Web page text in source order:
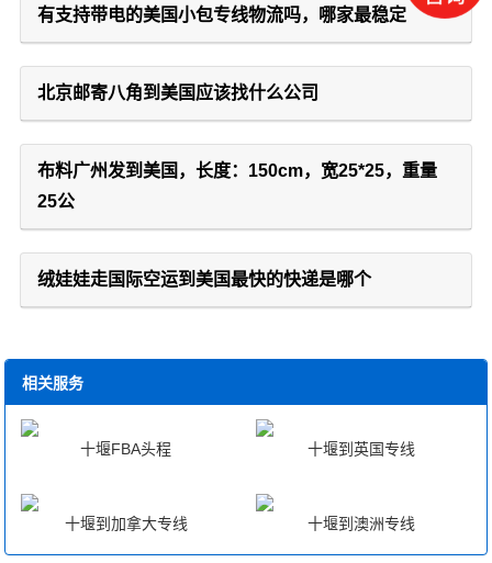
有支持带电的美国小包专线物流吗，哪家最稳定
北京邮寄八角到美国应该找什么公司
布料广州发到美国，长度：150cm，宽25*25，重量
25公
绒娃娃走国际空运到美国最快的快递是哪个
相关服务
十堰FBA头程 十堰到英国专线
十堰到加拿大专线 十堰到澳洲专线